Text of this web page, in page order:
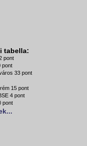
tabella:
pont
pont
33 pont
15 pont
4 pont
pont